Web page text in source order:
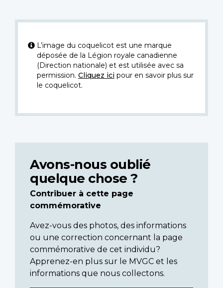
L’image du coquelicot est une marque
déposée de la Légion royale canadienne
(Direction nationale) et est utilisée avec sa
permission. Cliquez icipour en savoir plus sur
le coquelicot.
Avons-nous oublié
quelque chose ?
Contribuer à cette page
commémorative
Avez-vous des photos, des informations
ou une correction concernant la page
commémorative de cet individu?
Apprenez-en plus sur le MVGC et les
informations que nous collectons.